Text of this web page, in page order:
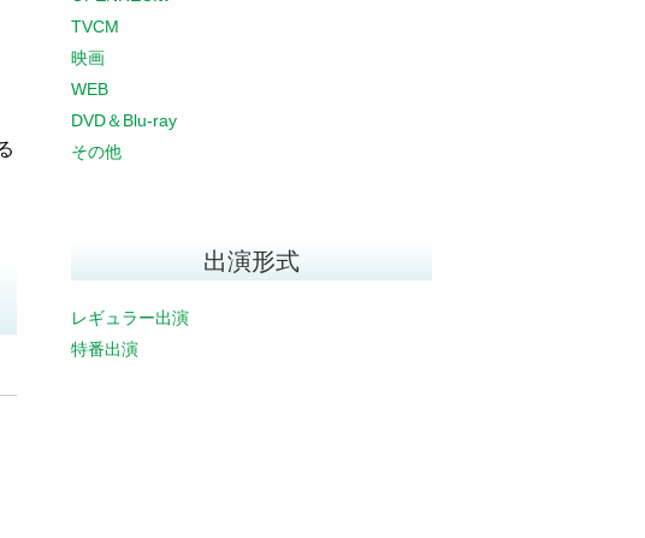
TVCM
映画
WEB
DVD＆Blu-ray
その他
出演形式
レギュラー出演
特番出演